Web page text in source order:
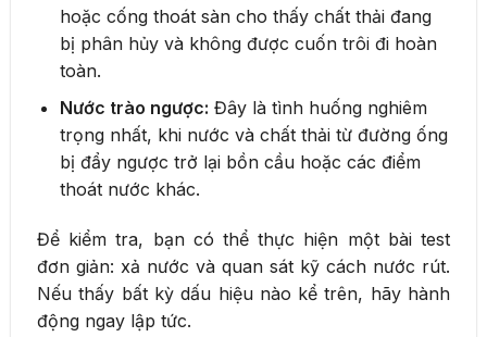
hoặc cống thoát sàn cho thấy chất thải đang
bị phân hủy và không được cuốn trôi đi hoàn
toàn.
Nước trào ngược: Đây là tình huống nghiêm
trọng nhất, khi nước và chất thải từ đường ống
bị đẩy ngược trở lại bồn cầu hoặc các điểm
thoát nước khác.
Để kiểm tra, bạn có thể thực hiện một bài test
đơn giản: xả nước và quan sát kỹ cách nước rút.
Nếu thấy bất kỳ dấu hiệu nào kể trên, hãy hành
động ngay lập tức.